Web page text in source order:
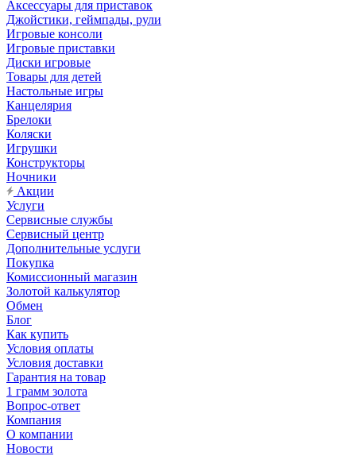
Аксессуары для приставок
Джойстики, геймпады, рули
Игровые консоли
Игровые приставки
Диски игровые
Товары для детей
Настольные игры
Канцелярия
Брелоки
Коляски
Игрушки
Конструкторы
Ночники
Акции
Услуги
Сервисные службы
Сервисный центр
Дополнительные услуги
Покупка
Комиссионный магазин
Золотой калькулятор
Обмен
Блог
Как купить
Условия оплаты
Условия доставки
Гарантия на товар
1 грамм золота
Вопрос-ответ
Компания
О компании
Новости